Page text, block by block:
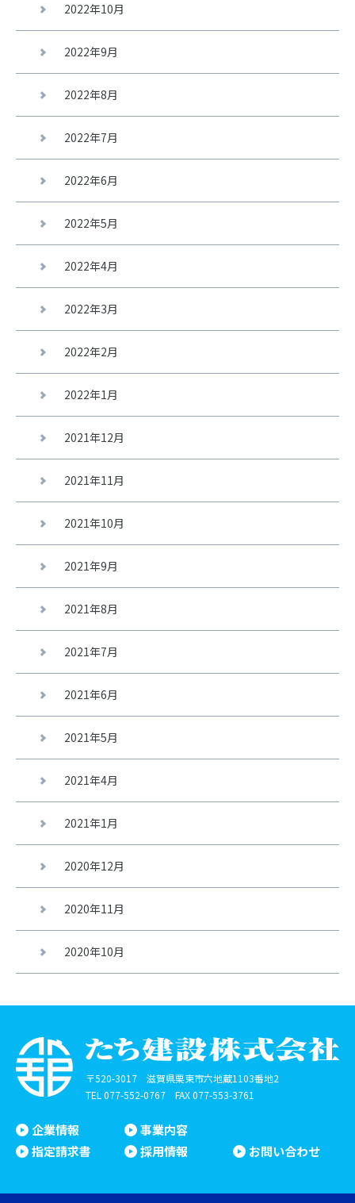
2022年10月
2022年9月
2022年8月
2022年7月
2022年6月
2022年5月
2022年4月
2022年3月
2022年2月
2022年1月
2021年12月
2021年11月
2021年10月
2021年9月
2021年8月
2021年7月
2021年6月
2021年5月
2021年4月
2021年1月
2020年12月
2020年11月
2020年10月
〒520-3017 滋賀県栗東市六地蔵1103番地2
TEL077-552-0767 FAX 077-553-3761
企業情報
事業内容
指定請求書
採用情報 お問い合わせ